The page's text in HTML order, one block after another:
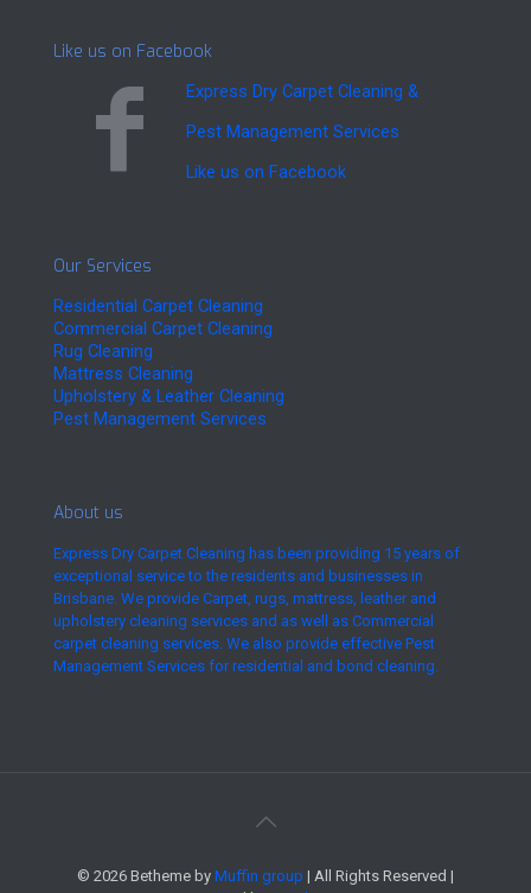
Like us on Facebook
Express Dry Carpet Cleaning &
Pest Management Services
Like us on Facebook
Our Services
Residential Carpet Cleaning
Commercial Carpet Cleaning
Rug Cleaning
Mattress Cleaning
Upholstery & Leather Cleaning
Pest Management Services
About us
Express Dry Carpet Cleaning has been providing 15 years of
exceptional service to the residents and businesses in
Brisbane. We provide Carpet, rugs, mattress, leather and
upholstery cleaning services and as well as Commercial
carpet cleaning services. We also provide effective Pest
Management Services for residential and bond cleaning.
© 2026 Betheme by Muffin group | All Rights Reserved |